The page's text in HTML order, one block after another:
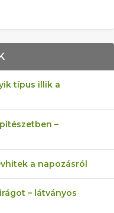
NEM MENŐ!
típus illik a
–
a napozásról
– látványos